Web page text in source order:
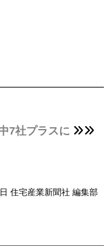
7社プラスに
住宅産業新聞社 編集部